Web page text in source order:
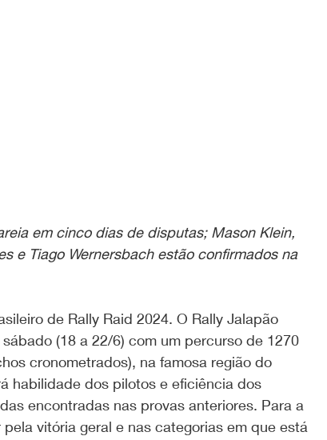
em cinco dias de disputas; Mason Klein,
e Tiago Wernersbach estão confirmados na
de Rally Raid 2024. O Rally Jalapão
(18 a 22/6) com um percurso de 1270
cronometrados), na famosa região do
habilidade dos pilotos e eficiência dos
encontradas nas provas anteriores. Para a
vitória geral e nas categorias em que está